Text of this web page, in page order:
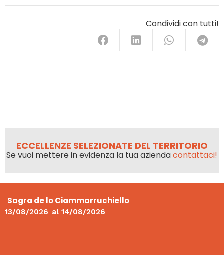
Condividi con tutti!
ECCELLENZE SELEZIONATE DEL TERRITORIO
Se vuoi mettere in evidenza la tua aziendacontattaci!
Sagra de lo Ciammarruchiello
13/08/2026 al 14/08/2026